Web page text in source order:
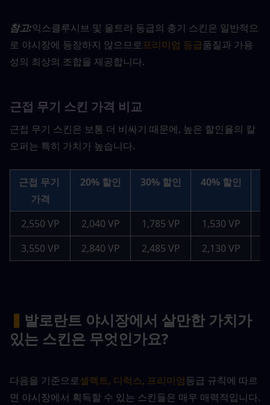
참고:익스클루시브 및 울트라 등급의 총기 스킨은 일반적으
로 야시장에 등장하지 않으므로프리미엄 등급품질과 가용
성의 최상의 조합을 제공합니다.
근접 무기 스킨 가격 비교
근접 무기 스킨은 보통 더 비싸기 때문에, 높은 할인율의 칼
오퍼는 특히 가치가 높습니다.
근접 무기
가격
20% 할인 30% 할인 40% 할인
2,550 VP 2,040 VP 1,785 VP 1,530 VP
3,550 VP
2,840 VP 2,485 VP 2,130 VP
▍ 발로란트 야시장에서 살만한 가치가
있는 스킨은 무엇인가요?
다음을 기준으로셀렉트, 디럭스, 프리미엄등급 규칙에 따르
면 야시장에서 획득할 수 있는 스킨들은 매우 매력적입니다.